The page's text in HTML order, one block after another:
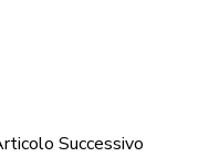
Successivo